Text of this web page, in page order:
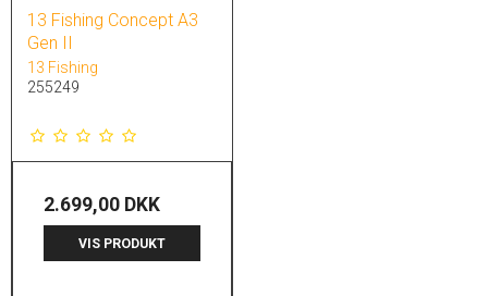
13 Fishing Concept A3
Gen II
13 Fishing
255249
2.699,00 DKK
VIS PRODUKT